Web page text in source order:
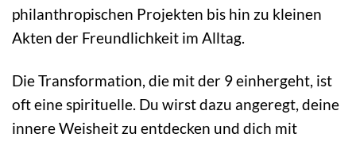
philanthropischen Projekten bis hin zu kleinen
Akten der Freundlichkeit im Alltag.
Die Transformation, die mit der 9 einhergeht, ist
oft eine spirituelle. Du wirst dazu angeregt, deine
innere Weisheit zu entdecken und dich mit